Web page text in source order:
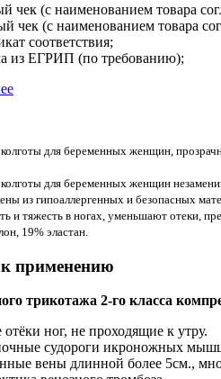
чек (с наименованием товара
чек (с наименованием товара
соответствия;
из ЕГРИП (по требованию);
для беременных женщин,
для беременных женщин
из гипоаллергенных и безопасных
и тяжесть в ногах, уменьшают отеки,
19% эластан.
применению
трикотажа 2-го класса
ног, не проходящие к утру.
судороги икроножных
вены длинной более 5см.,